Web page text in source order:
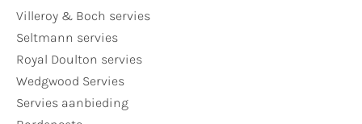
Villeroy & Boch servies
Seltmann servies
Royal Doulton servies
Wedgwood Servies
Servies aanbieding